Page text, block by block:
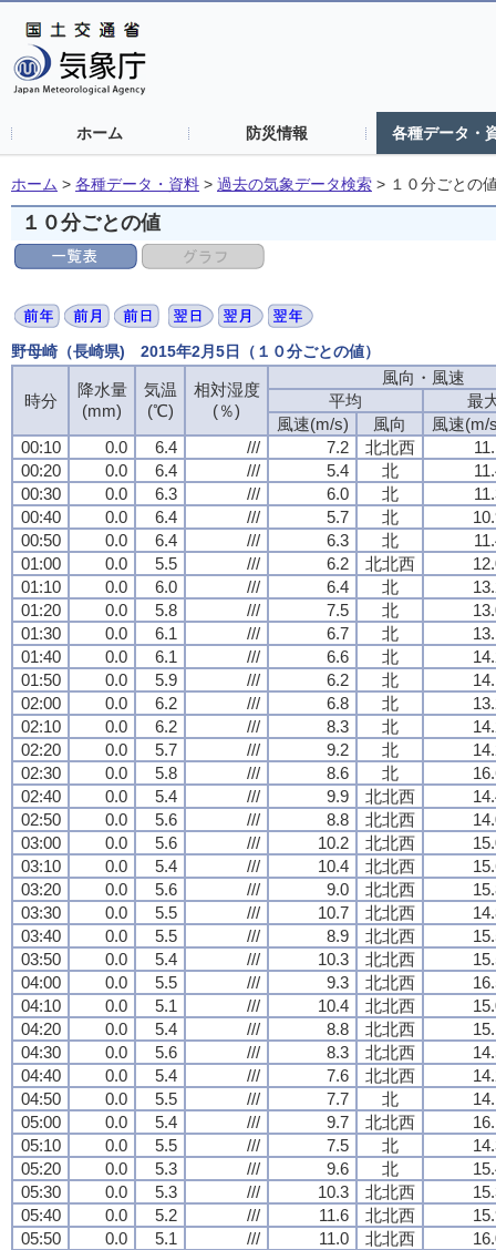
ホーム 防災情報 各種データ・
ホーム > 各種データ・資料 > 過去の気象データ検索 > １０分ごとの
１０分ごとの値
野母崎（長崎県) 2015年2月5日（１０分ごとの値）
時分
降水量
(mm)
気温
(℃)
相対湿度
(％)
風向・風速
平均
最
風速(m/s)
風向
風速(m/
00:10
0.0 6.4 /// 7.2 北北西
00:20
0.0 6.4 /// 5.4 北
00:30
0.0 6.3 /// 6.0 北
00:40
0.0 6.4 /// 5.7 北
00:50
0.0 6.4 /// 6.3 北
01:00
0.0 5.5 /// 6.2 北北西
01:10
0.0 6.0 /// 6.4 北
01:20
0.0 5.8 /// 7.5 北
01:30
0.0 6.1 /// 6.7 北
01:40
0.0 6.1 /// 6.6 北
01:50
0.0 5.9 /// 6.2 北
02:00
0.0 6.2 /// 6.8 北
02:10
0.0 6.2 /// 8.3 北
02:20
0.0 5.7 /// 9.2 北
02:30
0.0 5.8 /// 8.6 北
02:40
0.0 5.4 /// 9.9 北北西
02:50
0.0 5.6 /// 8.8 北北西
03:00
0.0 5.6 /// 10.2 北北西
03:10
0.0 5.4 /// 10.4 北北西
03:20
0.0 5.6 /// 9.0 北北西
03:30
0.0 5.5 /// 10.7 北北西
03:40
0.0 5.5 /// 8.9 北北西
03:50
0.0 5.4 /// 10.3 北北西
04:00
0.0 5.5 /// 9.3 北北西
04:10
0.0 5.1 /// 10.4 北北西
04:20
0.0 5.4 /// 8.8 北北西
04:30
0.0 5.6 /// 8.3 北北西
04:40
0.0 5.4 /// 7.6 北北西
04:50
0.0 5.5 /// 7.7 北
05:00
0.0 5.4 /// 9.7 北北西
05:10
0.0 5.5 /// 7.5 北
05:20
0.0 5.3 /// 9.6 北
05:30
0.0 5.3 /// 10.3 北北西
05:40
0.0 5.2 /// 11.6 北北西
05:50
0.0 5.1 /// 11.0 北北西